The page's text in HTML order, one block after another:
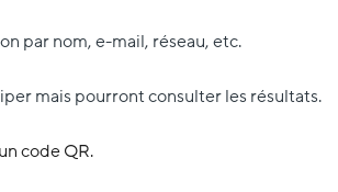
par nom, e-mail, réseau, etc.
mais pourront consulter les résultats.
code QR.